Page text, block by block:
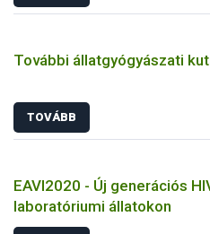
További állatgyógyászati
TOVÁBB
EAVI2020 - Új generációs
laboratóriumi állatokon